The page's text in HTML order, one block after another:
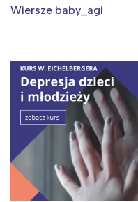
Wiersze baby_agi